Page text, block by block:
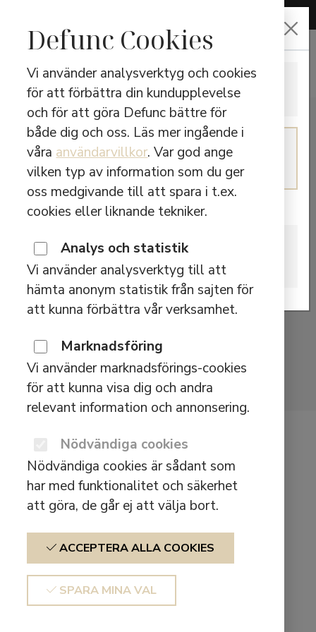
Defunc Cookies
Vi använder analysverktyg och cookies
för att förbättra din kundupplevelse
och för att göra Defunc bättre för
både dig och oss. Läs mer ingående i
våraanvändarvillkor. Var god ange
vilken typ av information som du ger
oss medgivande till att spara i t.ex.
cookies eller liknande tekniker.
Analys och statistik
Vi använder analysverktyg till att
hämta anonym statistik från sajten för
att kunna förbättra vår verksamhet.
Marknadsföring
Vi använder marknadsförings-cookies
för att kunna visa dig och andra
relevant information och annonsering.
Nödvändiga cookies
Nödvändiga cookies är sådant som
har med funktionalitet och säkerhet
att göra, de går ej att välja bort.
ACCEPTERA ALLA COOKIES
SPARA MINA VAL
Defunc Home
Väggfäste
$39,90
FÖR FLEXIBEL PLACERING
Vill du låta ditt ljud lyfta helt? Då är Defunc
CHOOSE LANGUAGE
ENGLISH
Switch to English
SWEDISH
Continue in Swedish
Are you located in Canada?
CANADA
Please visit our Canadian site.